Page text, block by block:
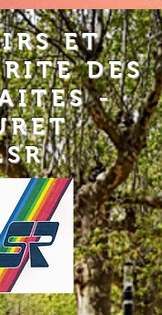
ET
DES
-